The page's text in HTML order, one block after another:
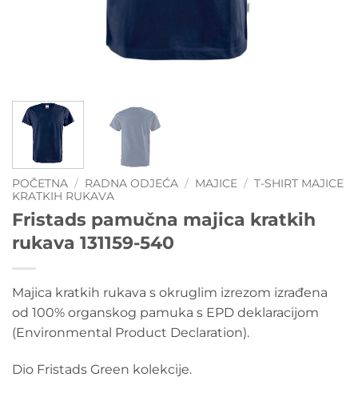
POČETNA / RADNA ODJEĆA / MAJICE / T-SHIRT MAJICE
KRATKIH RUKAVA
Fristads pamučna majica kratkih
rukava 131159-540
Majica kratkih rukava s okruglim izrezom izrađena
od 100% organskog pamuka s EPD deklaracijom
(Environmental Product Declaration).
Dio Fristads Green kolekcije.